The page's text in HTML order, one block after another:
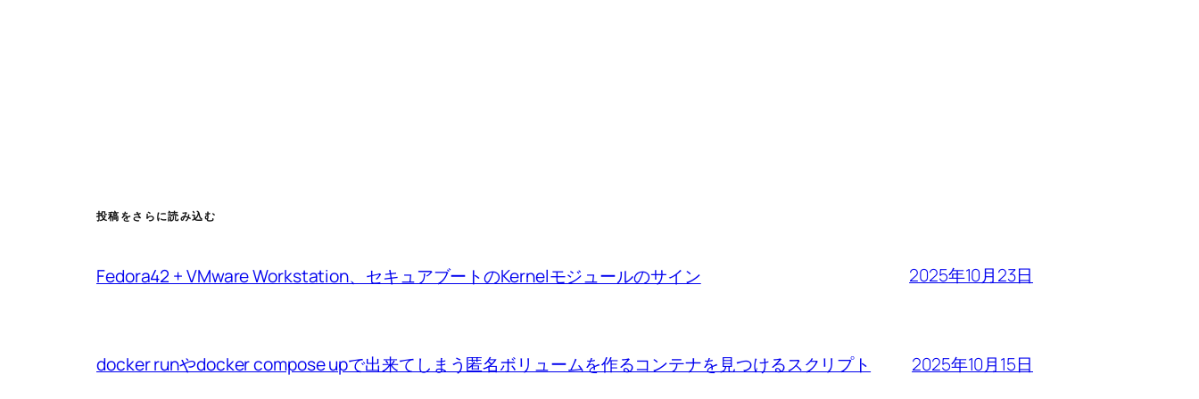
投稿をさらに読み込む
Fedora42 + VMware Workstation、セキュアブートのKernelモジュールのサイン 2025年10月23日
docker runやdocker compose upで出来てしまう匿名ボリュームを作るコンテナを見つけるスクリプト 2025年10月15日